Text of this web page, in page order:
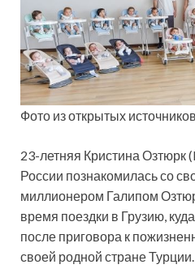
Фото из открытых источников
23-летняя Кристина Озтюрк
России познакомилась со
миллионером Галипом
время поездки в Грузию,
после приговора к
своей родной стране Турции.